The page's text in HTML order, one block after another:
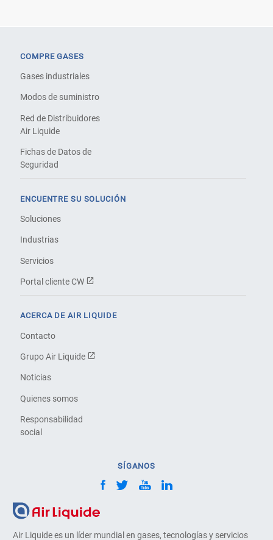
Air Liquide es un líder mundial en gases, tecnologías y servicios
COMPRE GASES
Gases industriales
Modos de suministro
Red de Distribuidores
Air Liquide
Fichas de Datos de
Seguridad
ENCUENTRE SU SOLUCIÓN
Soluciones
Industrias
Servicios
Portal cliente CW
ACERCA DE AIR LIQUIDE
Contacto
Grupo Air Liquide
Noticias
Quienes somos
Responsabilidad
social
SÍGANOS